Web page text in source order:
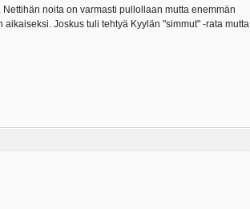
noita on varmasti pullollaan mutta enemmän
Joskus tuli tehtyä Kyylän "simmut" -rata mutta